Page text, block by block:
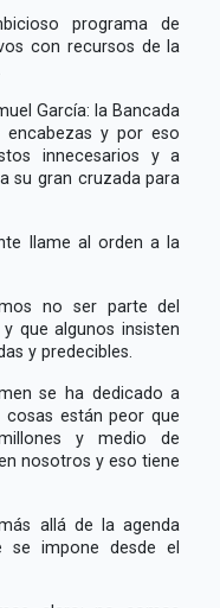
programa de
con recursos de la
García: la Bancada
encabezas y por eso
innecesarios y a
su gran cruzada para
llame al orden a la
no ser parte del
que algunos insisten
y predecibles.
se ha dedicado a
están peor que
y medio de
nosotros y eso tiene
allá de la agenda
se impone desde el